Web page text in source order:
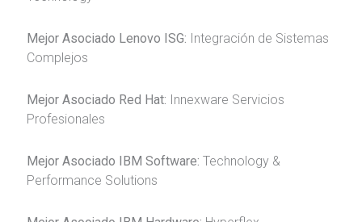
Mejor Asociado Lenovo ISG: Integración de Sistemas
Complejos
Mejor Asociado Red Hat: Innexware Servicios
Profesionales
Mejor Asociado IBM Software: Technology &
Performance Solutions